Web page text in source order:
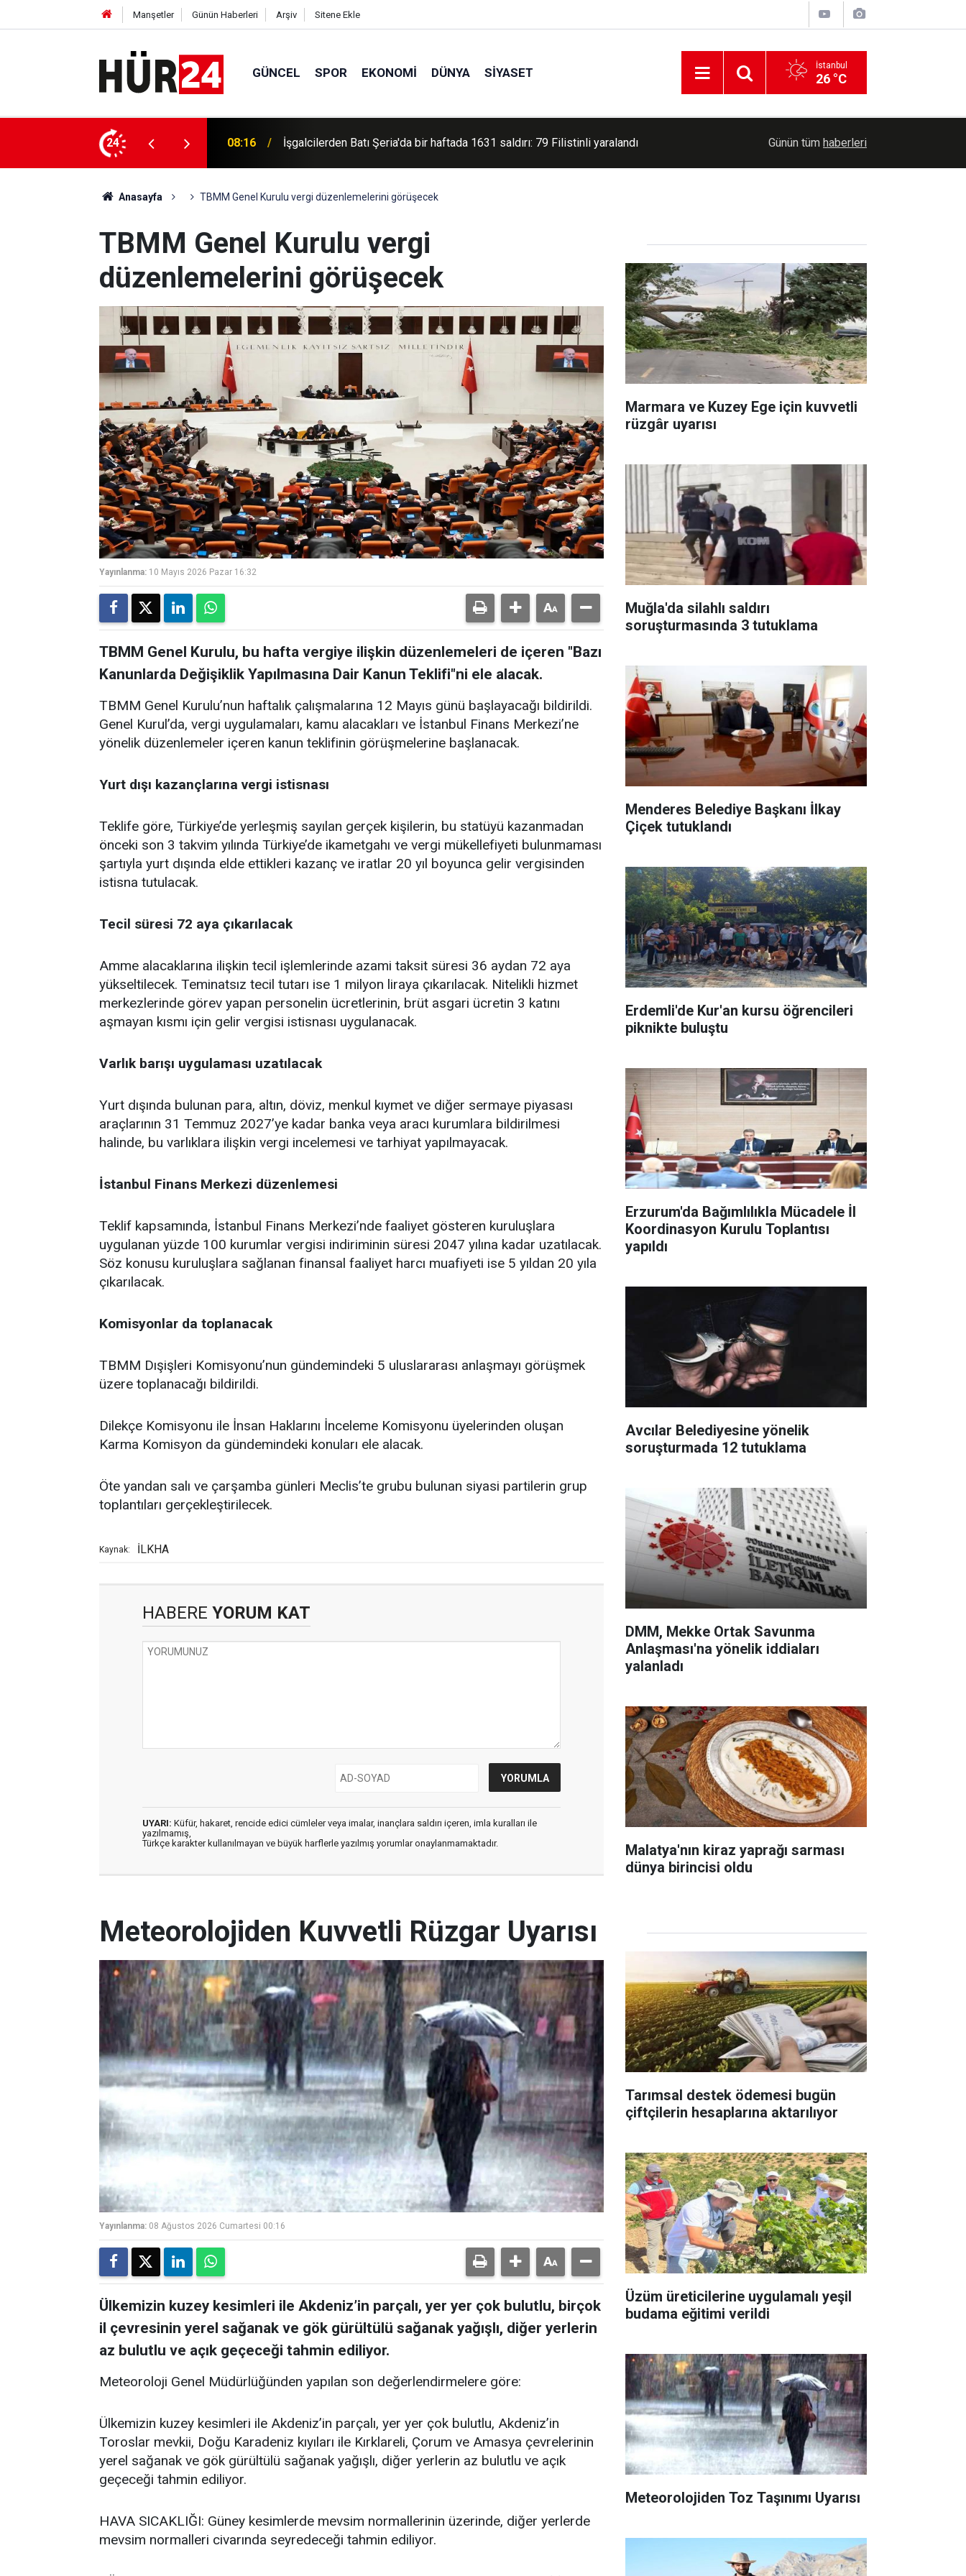
Manşetler Günün Haberleri Arşiv Sitene Ekle
GÜNCEL SPOR EKONOMI DÜNYA SIYASET İstanbul
26 °C
24
1631 saldırı: 79 Filistinli yaralandı 07:57 Hürmüz'de anlaşma sinyali: ABD'den geri adım Marmara ve Kuzey Ege için kuvvetli rüzgâr
Günün tüm haberleri
Anasayfa TBMM Genel Kurulu vergi düzenlemelerini görüşecek
TBMM Genel Kurulu vergi
düzenlemelerini görüşecek
Yayınlanma: 10 Mayıs 2026 Pazar 16:32
TBMM Genel Kurulu, bu hafta vergiye ilişkin düzenlemeleri de içeren "Bazı
Kanunlarda Değişiklik Yapılmasına Dair Kanun Teklifi"ni ele alacak.
TBMM Genel Kurulu’nun haftalık çalışmalarına 12 Mayıs günü başlayacağı bildirildi.
Genel Kurul’da, vergi uygulamaları, kamu alacakları ve İstanbul Finans Merkezi’ne
yönelik düzenlemeler içeren kanun teklifinin görüşmelerine başlanacak.
Yurt dışı kazançlarına vergi istisnası
Teklife göre, Türkiye’de yerleşmiş sayılan gerçek kişilerin, bu statüyü kazanmadan
önceki son 3 takvim yılında Türkiye’de ikametgahı ve vergi mükellefiyeti bulunmaması
şartıyla yurt dışında elde ettikleri kazanç ve iratlar 20 yıl boyunca gelir vergisinden
istisna tutulacak.
Tecil süresi 72 aya çıkarılacak
Amme alacaklarına ilişkin tecil işlemlerinde azami taksit süresi 36 aydan 72 aya
yükseltilecek. Teminatsız tecil tutarı ise 1 milyon liraya çıkarılacak. Nitelikli hizmet
merkezlerinde görev yapan personelin ücretlerinin, brüt asgari ücretin 3 katını
aşmayan kısmı için gelir vergisi istisnası uygulanacak.
Varlık barışı uygulaması uzatılacak
Yurt dışında bulunan para, altın, döviz, menkul kıymet ve diğer sermaye piyasası
araçlarının 31 Temmuz 2027’ye kadar banka veya aracı kurumlara bildirilmesi
halinde, bu varlıklara ilişkin vergi incelemesi ve tarhiyat yapılmayacak.
İstanbul Finans Merkezi düzenlemesi
Teklif kapsamında, İstanbul Finans Merkezi’nde faaliyet gösteren kuruluşlara
uygulanan yüzde 100 kurumlar vergisi indiriminin süresi 2047 yılına kadar uzatılacak.
Söz konusu kuruluşlara sağlanan finansal faaliyet harcı muafiyeti ise 5 yıldan 20 yıla
çıkarılacak.
Komisyonlar da toplanacak
TBMM Dışişleri Komisyonu’nun gündemindeki 5 uluslararası anlaşmayı görüşmek
üzere toplanacağı bildirildi.
Dilekçe Komisyonu ile İnsan Haklarını İnceleme Komisyonu üyelerinden oluşan
Karma Komisyon da gündemindeki konuları ele alacak.
Öte yandan salı ve çarşamba günleri Meclis’te grubu bulunan siyasi partilerin grup
toplantıları gerçekleştirilecek.
Kaynak: İLKHA
HABERE YORUM KAT
UYARI: Küfür, hakaret, rencide edici cümleler veya imalar, inançlara saldırı içeren, imla kuralları ile
yazılmamış,
Türkçe karakter kullanılmayan ve büyük harflerle yazılmış yorumlar onaylanmamaktadır.
Marmara ve Kuzey Ege için kuvvetli
rüzgâr uyarısı
Muğla'da silahlı saldırı
soruşturmasında 3 tutuklama
Menderes Belediye Başkanı İlkay
Çiçek tutuklandı
Erdemli'de Kur'an kursu öğrencileri
piknikte buluştu
Erzurum'da Bağımlılıkla Mücadele İl
Koordinasyon Kurulu Toplantısı
yapıldı
Avcılar Belediyesine yönelik
soruşturmada 12 tutuklama
DMM, Mekke Ortak Savunma
Anlaşması'na yönelik iddiaları
yalanladı
Malatya'nın kiraz yaprağı sarması
dünya birincisi oldu
Meteorolojiden Kuvvetli Rüzgar Uyarısı
Yayınlanma: 08 Ağustos 2026 Cumartesi 00:16
Ülkemizin kuzey kesimleri ile Akdeniz’in parçalı, yer yer çok bulutlu, birçok
il çevresinin yerel sağanak ve gök gürültülü sağanak yağışlı, diğer yerlerin
az bulutlu ve açık geçeceği tahmin ediliyor.
Meteoroloji Genel Müdürlüğünden yapılan son değerlendirmelere göre:
Ülkemizin kuzey kesimleri ile Akdeniz’in parçalı, yer yer çok bulutlu, Akdeniz’in
Toroslar mevkii, Doğu Karadeniz kıyıları ile Kırklareli, Çorum ve Amasya çevrelerinin
yerel sağanak ve gök gürültülü sağanak yağışlı, diğer yerlerin az bulutlu ve açık
geçeceği tahmin ediliyor.
HAVA SICAKLIĞI: Güney kesimlerde mevsim normallerinin üzerinde, diğer yerlerde
mevsim normalleri civarında seyredeceği tahmin ediliyor.
Tarımsal destek ödemesi bugün
çiftçilerin hesaplarına aktarılıyor
Üzüm üreticilerine uygulamalı yeşil
budama eğitimi verildi
Meteorolojiden Toz Taşınımı Uyarısı